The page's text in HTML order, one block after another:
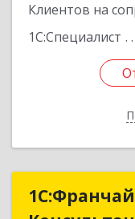
Клиентов на
1С:Специалист